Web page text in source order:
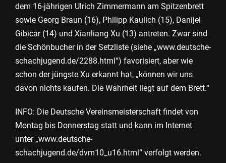
dem 16-jährigen Ulrich Zimmermann am Spitzenbrett
sowie Georg Braun (16), Philipp Kaulich (15), Danijel
Gibicar (14) und Xianliang Xu (13) antreten. Zwar sind
die Schönbucher in der Setzliste (siehe „www.deutsche-
schachjugend.de/2288.html“) favorisiert, aber wie
schon der jüngste Xu erkannt hat, „können wir uns
davon nichts kaufen. Die Wahrheit liegt auf dem Brett.“
INFO: Die Deutsche Vereinsmeisterschaft findet von
Montag bis Donnerstag statt und kann im Internet
unter „www.deutsche-
schachjugend.de/dvm10_u16.html“ verfolgt werden.